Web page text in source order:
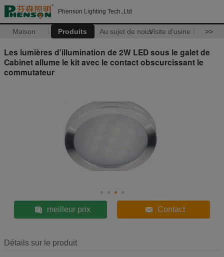
Phenson Lighting Tech.,Ltd
Maison Produits Au sujet de nousVisite d'usine >>
Les lumières d'illumination de 2W LED sous le galet de
Cabinet allume le kit avec le contact obscurcissant le
commutateur
meilleur prix Contact
Détails sur le produit